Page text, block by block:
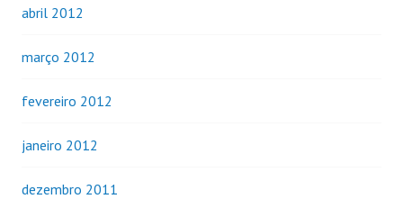
abril 2012
março 2012
fevereiro 2012
janeiro 2012
dezembro 2011